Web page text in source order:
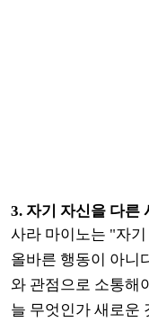
3. 자기 자신을 다른
사라 마이노는 "자
올바른 행동이 아니
와 관점으로 소통해
늘 무엇인가 새로운